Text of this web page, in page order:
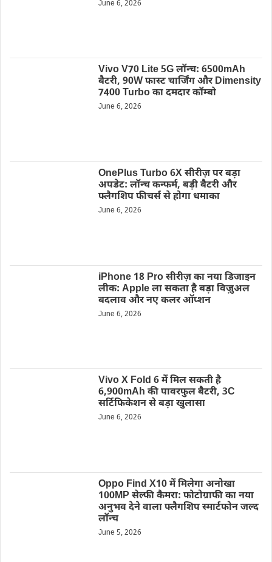
June 6, 2026
Vivo V70 Lite 5G लॉन्च: 6500mAh
बैटरी, 90W फास्ट चार्जिंग और Dimensity
7400 Turbo का दमदार कॉम्बो
June 6, 2026
OnePlus Turbo 6X सीरीज़ पर बड़ा
अपडेट: लॉन्च कन्फर्म, बड़ी बैटरी और
फ्लैगशिप फीचर्स से होगा धमाका
June 6, 2026
iPhone 18 Pro सीरीज़ का नया डिजाइन
लीक: Apple ला सकता है बड़ा विज़ुअल
बदलाव और नए कलर ऑप्शन
June 6, 2026
Vivo X Fold 6 में मिल सकती है
6,900mAh की पावरफुल बैटरी, 3C
सर्टिफिकेशन से बड़ा खुलासा
June 6, 2026
Oppo Find X10 में मिलेगा अनोखा
100MP सेल्फी कैमरा: फोटोग्राफी का नया
अनुभव देने वाला फ्लैगशिप स्मार्टफोन जल्द
लॉन्च
June 5, 2026